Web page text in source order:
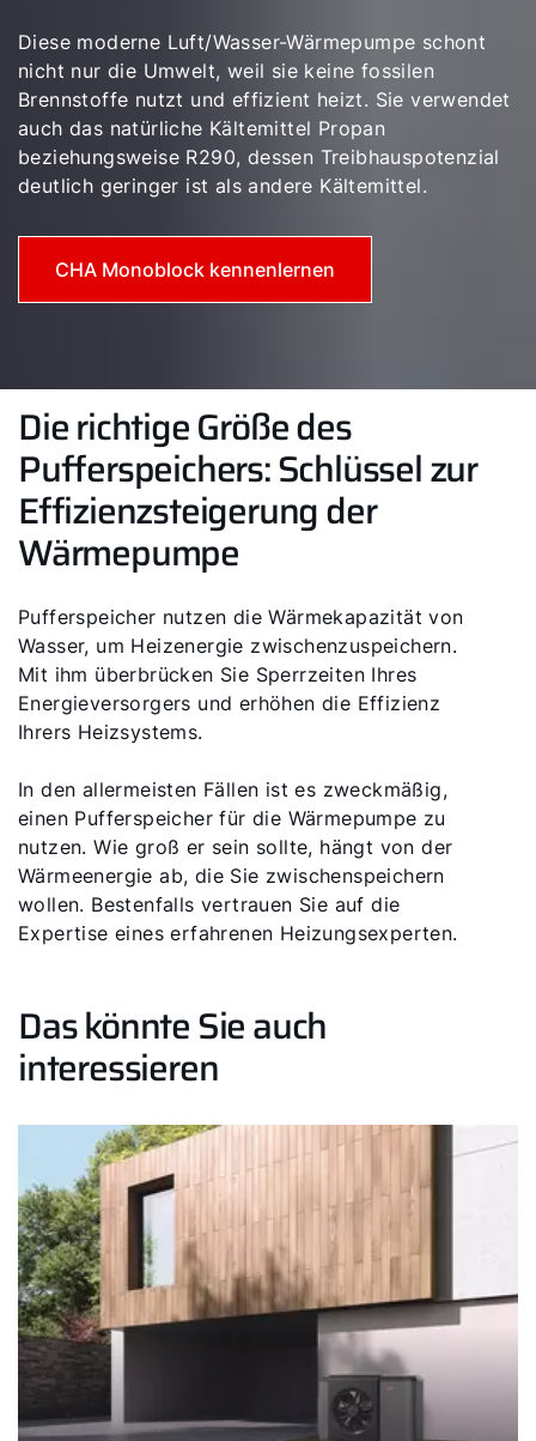
Diese moderne Luft/Wasser-Wärmepumpe schont
nicht nur die Umwelt, weil sie keine fossilen
Brennstoffe nutzt und effizient heizt. Sie verwendet
auch das natürliche Kältemittel Propan
beziehungsweise R290, dessen Treibhauspotenzial
deutlich geringer ist als andere Kältemittel.
CHA Monoblock kennenlernen
Die richtige Größe des
Pufferspeichers: Schlüssel zur
Effizienzsteigerung der
Wärmepumpe
Pufferspeicher nutzen die Wärmekapazität von
Wasser, um Heizenergie zwischenzuspeichern.
Mit ihm überbrücken Sie Sperrzeiten Ihres
Energieversorgers und erhöhen die Effizienz
Ihrers Heizsystems.
In den allermeisten Fällen ist es zweckmäßig,
einen Pufferspeicher für die Wärmepumpe zu
nutzen. Wie groß er sein sollte, hängt von der
Wärmeenergie ab, die Sie zwischenspeichern
wollen. Bestenfalls vertrauen Sie auf die
Expertise eines erfahrenen Heizungsexperten.
Das könnte Sie auch
interessieren